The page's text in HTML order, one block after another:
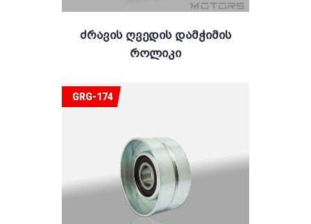
Ძრავის Ღვედის Დამჭიმის
Როლიკი
GRG-174